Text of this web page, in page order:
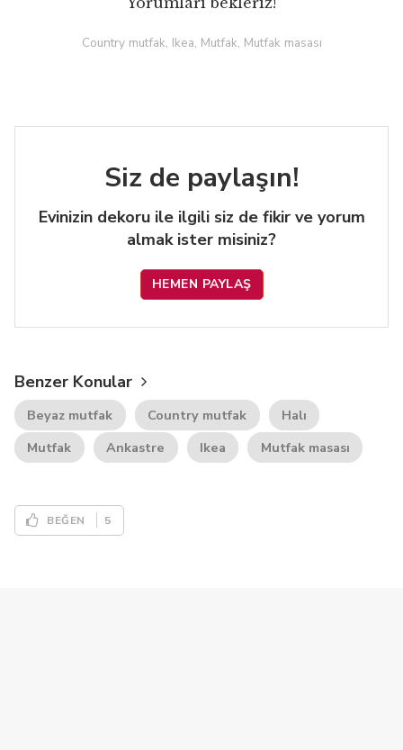
Country mutfak, Ikea, Mutfak, Mutfak masası
Siz de paylaşın!
Evinizin dekoru ile ilgili siz de fikir ve yorum
almak ister misiniz?
HEMEN PAYLAŞ
Benzer Konular
Beyaz mutfak Country mutfak
Halı
Mutfak
Ankastre Ikea Mutfak masası
BEĞEN 5